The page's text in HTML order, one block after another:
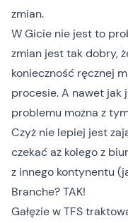
zmian.
W Gicie nie jest to
zmian jest tak dobry,
konieczność ręcznej
procesie. A nawet jak
problemu można z
Czyż nie lepiej jest
czekać aż kolego z
z innego kontynentu
Branche? TAK!
Gałęzie w TFS